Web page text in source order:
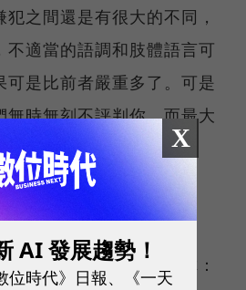
之間還是有很大的不同，
不適當的語調和肢體語言可
可是比前者嚴重多了。可是
無時無刻不評判你，而最大
話和打扮的樣子。
可以直截了當的告訴你：
X
AI 發展趨勢！
位時代》日報、《一天